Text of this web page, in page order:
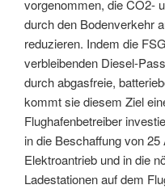
vorgenommen, die CO2-
durch den Bodenverkehr
reduzieren. Indem die
verbleibenden Diesel-
durch abgasfreie,
kommt sie diesem Ziel
Flughafenbetreiber
in die Beschaffung von
Elektroantrieb und in die
Ladestationen auf dem